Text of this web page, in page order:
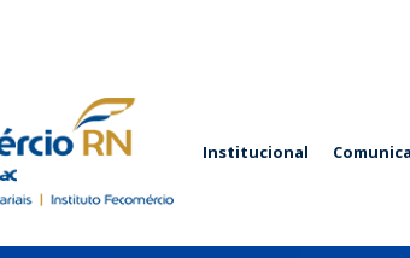
Institucional